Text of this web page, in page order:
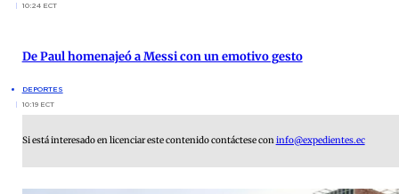
10:24 ECT
De Paul homenajeó a Messi con un emotivo gesto
DEPORTES
10:19 ECT
Si está interesado en licenciar este contenido contáctese coninfo@expedientes.ec